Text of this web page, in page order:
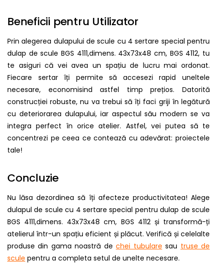
Beneficii pentru Utilizator
Prin alegerea dulapului de scule cu 4 sertare special pentru
dulap de scule BGS 4111,dimens. 43x73x48 cm, BGS 4112, tu
te asiguri că vei avea un spațiu de lucru mai ordonat.
Fiecare sertar îți permite să accesezi rapid uneltele
necesare, economisind astfel timp prețios. Datorită
construcției robuste, nu va trebui să îți faci griji în legătură
cu deteriorarea dulapului, iar aspectul său modern se va
integra perfect în orice atelier. Astfel, vei putea să te
concentrezi pe ceea ce contează cu adevărat: proiectele
tale!
Concluzie
Nu lăsa dezordinea să îți afecteze productivitatea! Alege
dulapul de scule cu 4 sertare special pentru dulap de scule
BGS 4111,dimens. 43x73x48 cm, BGS 4112 și transformă-ți
atelierul într-un spațiu eficient și plăcut. Verifică și celelalte
produse din gama noastră dechei tubulare sau truse de
scule pentru a completa setul de unelte necesare.